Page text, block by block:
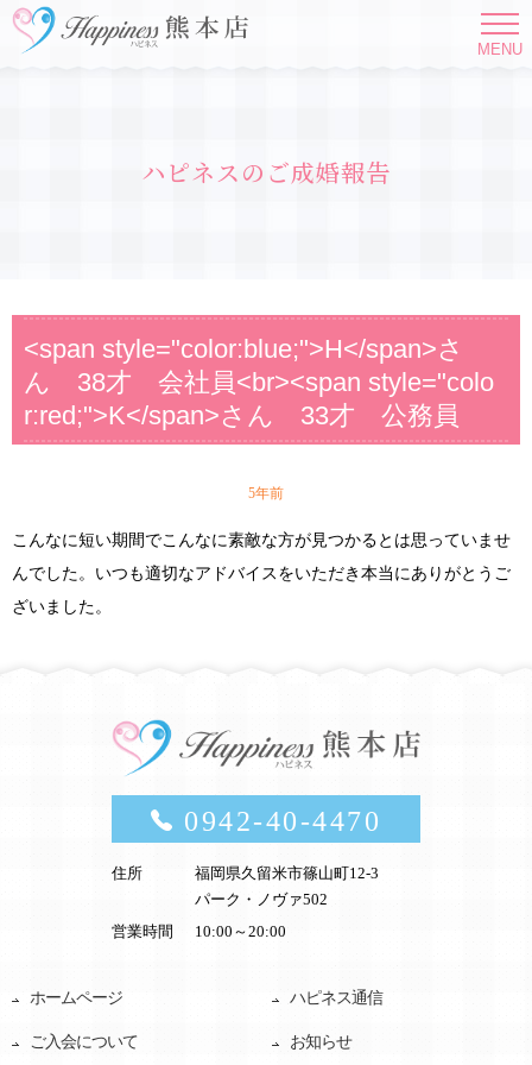
MENU
ハピネスのご成婚報告
<span style="color:blue;">H</span>さ
ん 38才 会社員<br><span style="colo
r:red;">K</span>さん 33才 公務員
5年前
こんなに短い期間でこんなに素敵な方が見つかるとは思っていませ
んでした。いつも適切なアドバイスをいただき本当にありがとうご
ざいました。
0942-40-4470
住所
福岡県久留米市篠山町12-3
パーク・ノヴァ502
営業時間
10:00～20:00
ホームページ
ご入会について
ハピネス通信
お知らせ